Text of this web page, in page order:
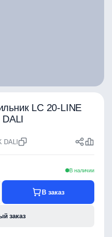
LC 20-LINE
DALI
В наличии
В заказ
заказ